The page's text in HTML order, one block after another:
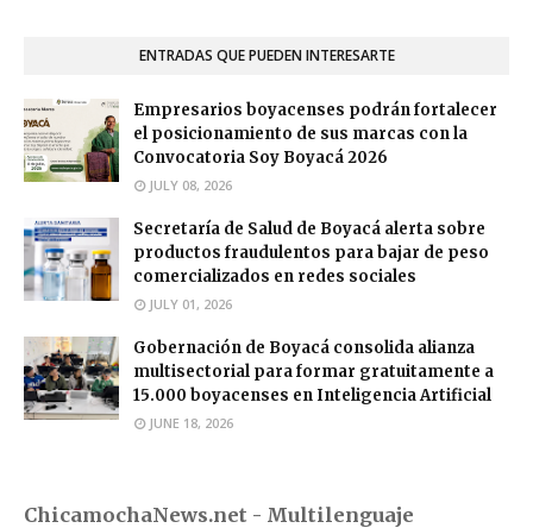
ENTRADAS QUE PUEDEN INTERESARTE
Empresarios boyacenses podrán fortalecer
el posicionamiento de sus marcas con la
Convocatoria Soy Boyacá 2026
JULY 08, 2026
Secretaría de Salud de Boyacá alerta sobre
productos fraudulentos para bajar de peso
comercializados en redes sociales
JULY 01, 2026
Gobernación de Boyacá consolida alianza
multisectorial para formar gratuitamente a
15.000 boyacenses en Inteligencia Artificial
JUNE 18, 2026
ChicamochaNews.net - Multilenguaje